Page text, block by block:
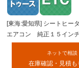
[東海:愛知県] シートヒ
エアコン 純正１５イン
ネットで相談
在庫確認・見積も